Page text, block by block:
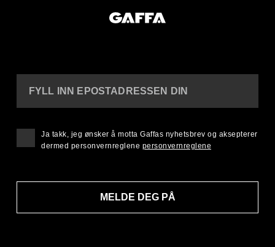
FYLL INN EPOSTADRESSEN DIN
MELDE DEG PÅ
Ja takk, jeg ønsker å motta Gaffas nyhetsbrev og aksepterer
dermed personvernreglene personvernreglene